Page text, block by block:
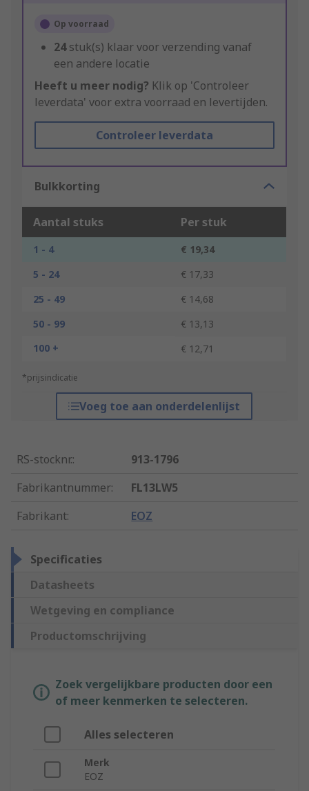
Op voorraad
24stuk(s) klaar voor verzending vanaf
een andere locatie
Heeft u meer nodig? Klik op 'Controleer
leverdata' voor extra voorraad en levertijden.
Controleer leverdata
Bulkkorting
Aantal stuks Per stuk
1 - 4
€ 19,34
5 - 24
€ 17,33
25 - 49
€ 14,68
50 - 99
€ 13,13
100 +
€ 12,71
*prijsindicatie
Voeg toe aan onderdelenlijst
RS-stocknr.:
913-1796
Fabrikantnummer:
FL13LW5
Fabrikant: EOZ
Specificaties
Datasheets
Wetgeving en compliance
Productomschrijving
Zoek vergelijkbare producten door een
of meer kenmerken te selecteren.
Alles selecteren
Merk
EOZ